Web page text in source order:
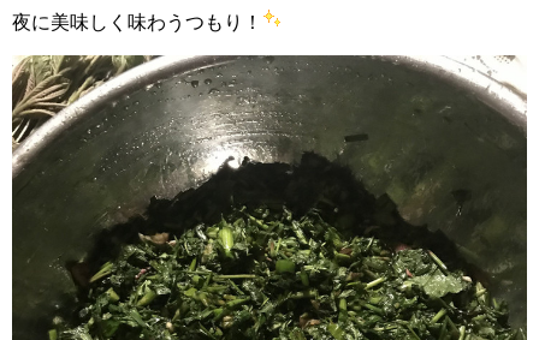
夜に美味しく味わうつもり！